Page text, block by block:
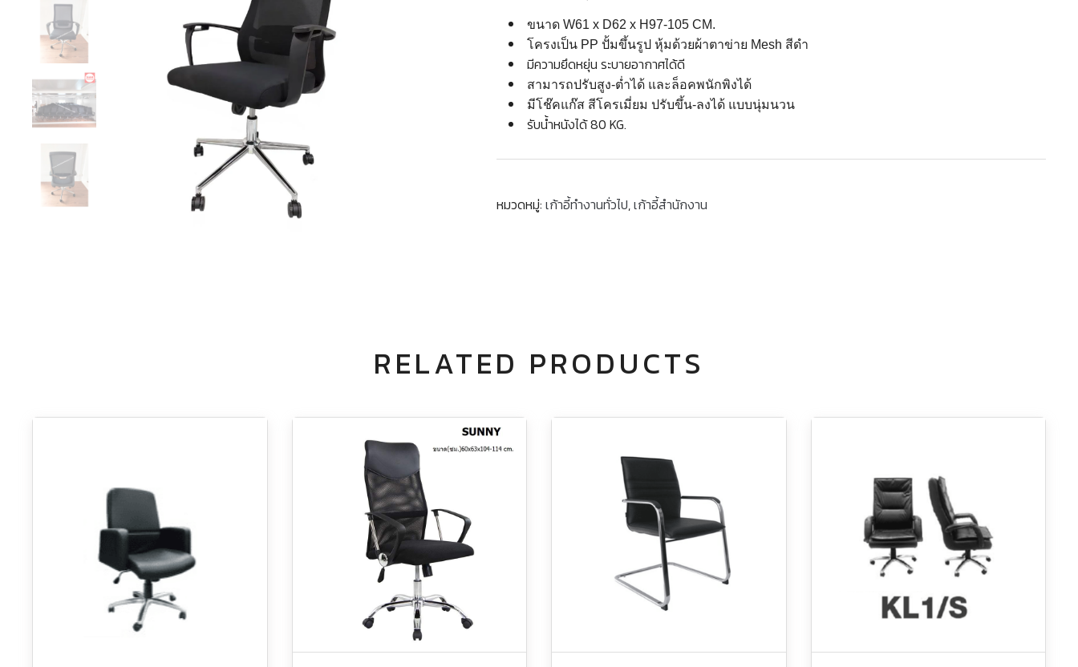
ขนาด W61 x D62 x H97-105 CM.
โครงเป็น PP ปั้มขึ้นรูป หุ้มด้วยผ้าตาข่าย Mesh สีดำ
มีความยึดหยุ่น ระบายอากาศได้ดี
สามารถปรับสูง-ต่ำได้ และล็อคพนักพิงได้
มีโช๊คแก๊ส สีโครเมี่ยม ปรับขึ้น-ลงได้ แบบนุ่มนวน
รับน้ำหนังได้ 80 KG.
หมวดหมู่:เก้าอี้ทำงานทั่วไป,เก้าอี้สำนักงาน
RELATED PRODUCTS